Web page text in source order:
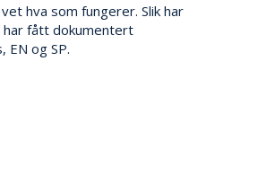
hva som fungerer. Slik har
har fått dokumentert
og SP.